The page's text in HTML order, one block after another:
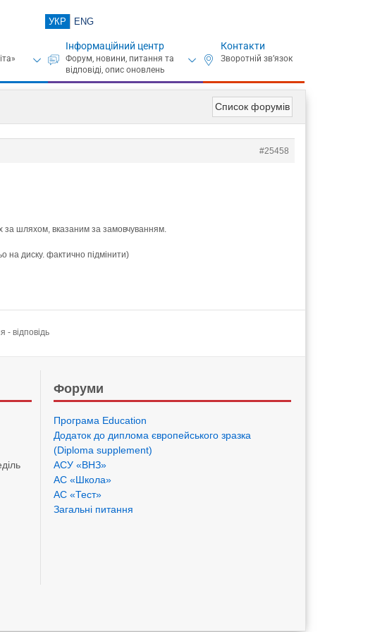
УКР ENG
Інформаційний центр Контакти
Список форумів
#25458
за шляхом, вказаним за замовчуванням.
на диску. фактично підмінити)
- відповідь
Форуми
Програма Eduсation
Додаток до диплома європейського зразка
(Diploma supplement)
АСУ «ВНЗ»
АС «Школа»
АС «Тест»
Загальні питання